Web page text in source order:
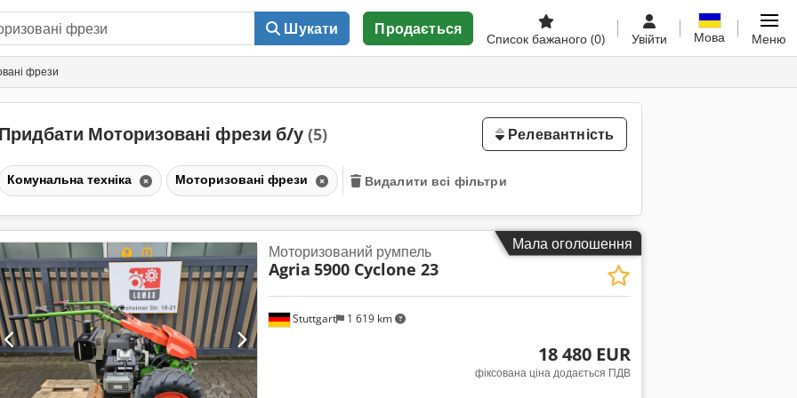
Шукати Продається
Список бажаного (0) Увійти Мова Меню
фрези
Придбати Моторизовані фрези б/у (5) Релевантність
Комунальна техніка Моторизовані фрези Видалити всі фільтри
Мала оголошення
Stuttgart 1 619 km
Моторизований румпель
Agria 5900 Cyclone 23
18 480 EUR
фіксована ціна додається ПДВ